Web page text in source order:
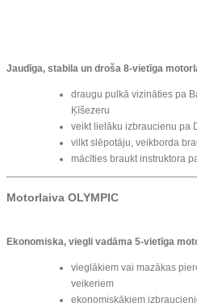
Jaudīga, stabila un droša 8-vietīga
draugu pulkā vizināties pa
Ķīšezeru
veikt lielāku izbraucienu pa
vilkt slēpotāju, veikborda
mācīties braukt instruktora
Motorlaiva OLYMPIC
Ekonomiska, viegli vadāma 5-vietīga
vieglākiem vai mazākas
veikeriem
ekonomiskākiem